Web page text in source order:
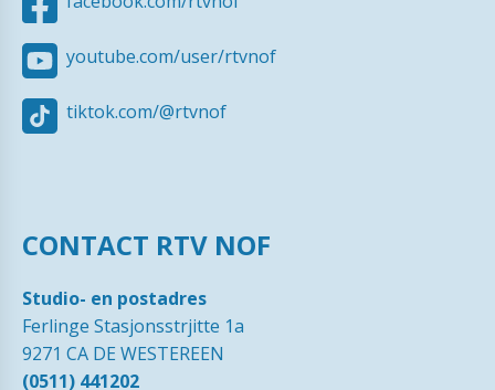
youtube.com/user/rtvnof
tiktok.com/@rtvnof
CONTACT RTV NOF
Studio- en postadres
Ferlinge Stasjonsstrjitte 1a
9271 CA DE WESTEREEN
(0511) 441202